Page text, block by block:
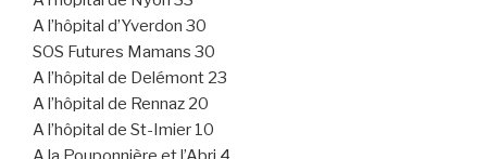
A l’hôpital d’Yverdon 30
SOS Futures Mamans 30
A l’hôpital de Delémont 23
A l’hôpital de Rennaz 20
A l’hôpital de St-Imier 10